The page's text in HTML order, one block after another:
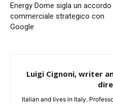
Energy Dome sigla un accordo
commerciale strategico con
Google
Luigi Cignoni, writer
Italian and lives in Italy.